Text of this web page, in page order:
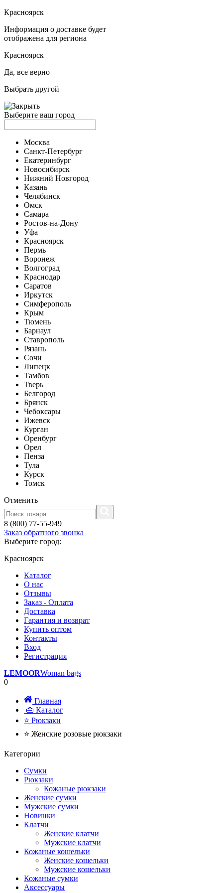
Красноярск
Информация о доставке будет
отображена для региона
Красноярск
Да, все верно
Выбрать другой
Выберите ваш город
Москва
Санкт-Петербург
Екатеринбург
Новосибирск
Нижний Новгород
Казань
Челябинск
Омск
Самара
Ростов-на-Дону
Уфа
Красноярск
Пермь
Воронеж
Волгоград
Краснодар
Саратов
Иркутск
Симферополь
Крым
Тюмень
Барнаул
Ставрополь
Рязань
Сочи
Липецк
Тамбов
Тверь
Белгород
Брянск
Чебоксары
Ижевск
Курган
Оренбург
Орел
Пенза
Тула
Курск
Томск
Отменить
8 (800) 77-55-949
Заказ обратного звонка
Выберите город:
Красноярск
Каталог
О нас
Отзывы
Заказ - Оплата
Доставка
Гарантия и возврат
Купить оптом
Контакты
Вход
Регистрация
LEMOORWoman bags
0
Главная
👜 Каталог
⭐ Рюкзаки
⭐ Женские розовые рюкзаки
Категории
Сумки
Рюкзаки
Кожаные рюкзаки
Женские сумки
Мужские сумки
Новинки
Клатчи
Женские клатчи
Мужские клатчи
Кожаные кошельки
Женские кошельки
Мужские кошельки
Кожаные сумки
Аксессуары